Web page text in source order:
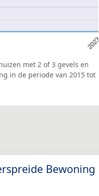
2023
met 2 of 3 gevels en
in de periode van 2015 tot
Bewoning